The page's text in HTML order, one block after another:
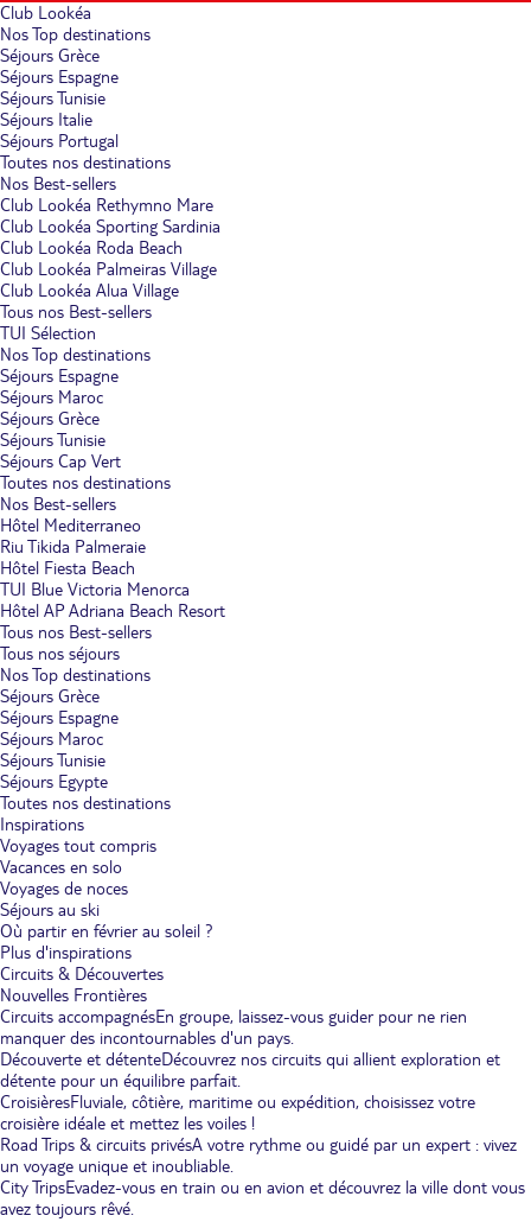
Club Lookéa
Nos Top destinations
Séjours Grèce
Séjours Espagne
Séjours Tunisie
Séjours Italie
Séjours Portugal
Toutes nos destinations
Nos Best-sellers
Club Lookéa Rethymno Mare
Club Lookéa Sporting Sardinia
Club Lookéa Roda Beach
Club Lookéa Palmeiras Village
Club Lookéa Alua Village
Tous nos Best-sellers
TUI Sélection
Nos Top destinations
Séjours Espagne
Séjours Maroc
Séjours Grèce
Séjours Tunisie
Séjours Cap Vert
Toutes nos destinations
Nos Best-sellers
Hôtel Mediterraneo
Riu Tikida Palmeraie
Hôtel Fiesta Beach
TUI Blue Victoria Menorca
Hôtel AP Adriana Beach Resort
Tous nos Best-sellers
Tous nos séjours
Nos Top destinations
Séjours Grèce
Séjours Espagne
Séjours Maroc
Séjours Tunisie
Séjours Egypte
Toutes nos destinations
Inspirations
Voyages tout compris
Vacances en solo
Voyages de noces
Séjours au ski
Où partir en février au soleil ?
Plus d'inspirations
Circuits & Découvertes
Nouvelles Frontières
Circuits accompagnésEn groupe, laissez-vous guider pour ne rien
manquer des incontournables d'un pays.
Découverte et détenteDécouvrez nos circuits qui allient exploration et
détente pour un équilibre parfait.
CroisièresFluviale, côtière, maritime ou expédition, choisissez votre
croisière idéale et mettez les voiles !
Road Trips & circuits privésA votre rythme ou guidé par un expert : vivez
un voyage unique et inoubliable.
City TripsEvadez-vous en train ou en avion et découvrez la ville dont vous
avez toujours rêvé.